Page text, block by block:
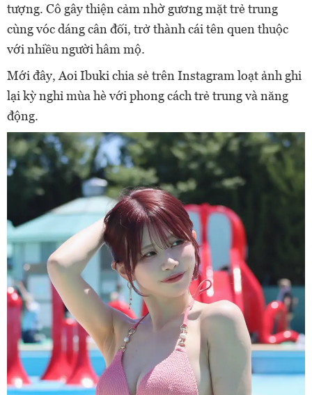
tượng. Cô gây thiện cảm nhờ gương mặt trẻ trung
cùng vóc dáng cân đối, trở thành cái tên quen thuộc
với nhiều người hâm mộ.
Mới đây, Aoi Ibuki chia sẻ trên Instagram loạt ảnh ghi
lại kỳ nghỉ mùa hè với phong cách trẻ trung và năng
động.